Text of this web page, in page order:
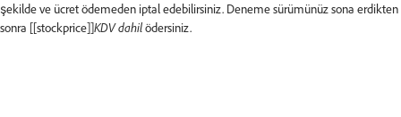
şekilde ve ücret ödemeden iptal edebilirsiniz. Deneme sürümünüz sona erdikten
sonra [[stockprice]]KDV dahilödersiniz.